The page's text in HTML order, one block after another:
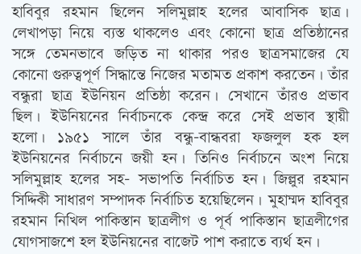
হাবিবুর রহমান ছিলেন সলিমুল্লাহ হলের আবাসিক ছাত্র।
লেখাপড়া নিয়ে ব্যস্ত থাকলেও এবং কোনো ছাত্র প্রতিষ্ঠানের
সঙ্গে তেমনভাবে জড়িত না থাকার পরও ছাত্রসমাজের যে
কোনো গুরুত্বপূর্ণ সিদ্ধান্তে নিজের মতামত প্রকাশ করতেন। তাঁর
বন্ধুরা ছাত্র ইউনিয়ন প্রতিষ্ঠা করেন। সেখানে তাঁরও প্রভাব
ছিল। ইউনিয়নের নির্বাচনকে কেন্দ্র করে সেই প্রভাব স্থায়ী
হলো। ১৯৫১ সালে তাঁর বন্ধু-বান্ধবরা ফজলুল হক হল
ইউনিয়নের নির্বাচনে জয়ী হন। তিনিও নির্বাচনে অংশ নিয়ে
সলিমুল্লাহ হলের সহ- সভাপতি নির্বাচিত হন। জিল্লুর রহমান
সিদ্দিকী সাধারণ সম্পাদক নির্বাচিত হয়েছিলেন। মুহাম্মদ হাবিবুর
রহমান নিখিল পাকিস্তান ছাত্রলীগ ও পূর্ব পাকিস্তান ছাত্রলীগের
যোগসাজশে হল ইউনিয়নের বাজেট পাশ করাতে ব্যর্থ হন।